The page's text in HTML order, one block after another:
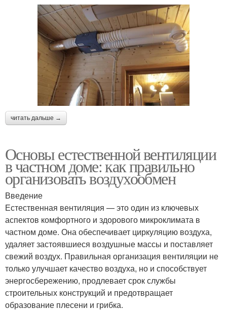
читать дальше →
Основы естественной вентиляции
в частном доме: как правильно
организовать воздухообмен
Введение
Естественная вентиляция — это один из ключевых
аспектов комфортного и здорового микроклимата в
частном доме. Она обеспечивает циркуляцию воздуха,
удаляет застоявшиеся воздушные массы и поставляет
свежий воздух. Правильная организация вентиляции не
только улучшает качество воздуха, но и способствует
энергосбережению, продлевает срок службы
строительных конструкций и предотвращает
образование плесени и грибка.